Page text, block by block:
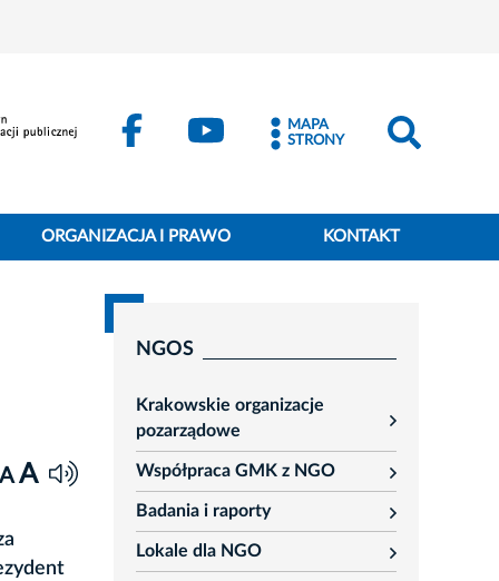
MAPA
STRONY
ORGANIZACJA I PRAWO KONTAKT
A A
NGOS
Krakowskie organizacje
pozarządowe
rozwiń
Współpraca GMK z NGO
rozwiń
Badania i raporty
rozwiń
Lokale dla NGO
rozwiń